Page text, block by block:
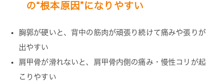
の“根本原因”になりやすい
胸郭が硬いと、背中の筋肉が頑張り続けて痛みや張りが
出やすい
肩甲骨が滑れないと、肩甲骨内側の痛み・慢性コリが起
こりやすい